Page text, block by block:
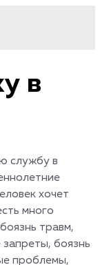
в
службу в
хочет
много
травм,
боязнь
проблемы,